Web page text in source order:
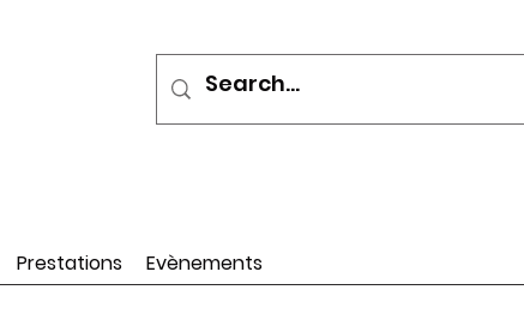
Prestations Evènements